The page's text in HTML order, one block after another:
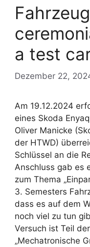
a test
Dezember 22,
Am 19.12.2024
eines Skoda
Oliver Manicke
der HTWD)
Schlüssel an die
Anschluss gab es
zum Thema
3. Semesters
dass es auf dem
noch viel zu tun
Versuch ist Teil
„Mechatronische